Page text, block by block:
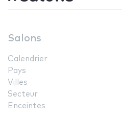
Salons
Calendrier
Pays
Villes
Secteur
Enceintes